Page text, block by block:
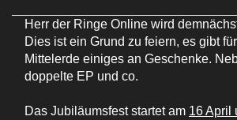
Herr der Ringe Online wird
Dies ist ein Grund zu feiern, es gibt
Mittelerde einiges an Geschenke.
doppelte EP und co.
Das Jubiläumsfest startet am 16 April